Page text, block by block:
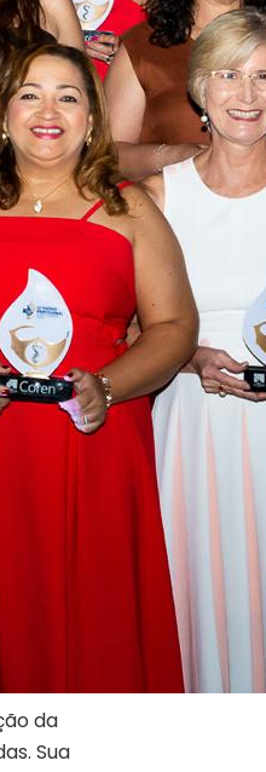
da
Sua